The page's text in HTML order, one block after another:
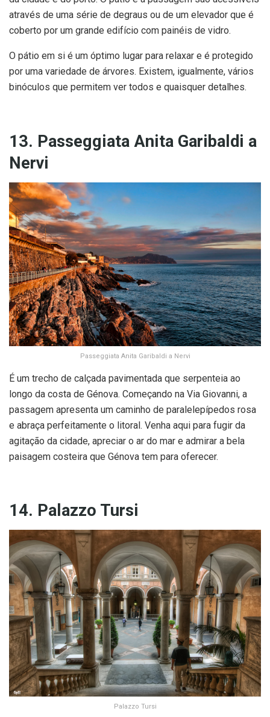
através de uma série de degraus ou de um elevador que é
coberto por um grande edifício com painéis de vidro.
O pátio em si é um óptimo lugar para relaxar e é protegido
por uma variedade de árvores. Existem, igualmente, vários
binóculos que permitem ver todos e quaisquer detalhes.
13. Passeggiata Anita Garibaldi a
Nervi
Passeggiata Anita Garibaldi a Nervi
É um trecho de calçada pavimentada que serpenteia ao
longo da costa de Génova. Começando na Via Giovanni, a
passagem apresenta um caminho de paralelepípedos rosa
e abraça perfeitamente o litoral. Venha aqui para fugir da
agitação da cidade, apreciar o ar do mar e admirar a bela
paisagem costeira que Génova tem para oferecer.
14. Palazzo Tursi
Palazzo Tursi